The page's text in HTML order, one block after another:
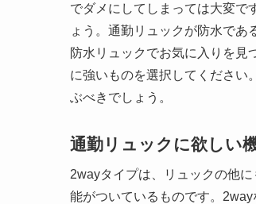
でダメにしてしまっては大変で
ょう。通勤リュックが防水であ
防水リュックでお気に入りを見
に強いものを選択してください
ぶべきでしょう。
通勤リュックに欲しい
2wayタイプは、リュックの他
能がついているものです。